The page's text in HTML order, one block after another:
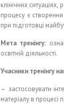
клінічних
процесу є
при підготовці
Мета тренінгу:
освітній діяльності.
Учасники тренінгу
– застосовувати
матеріалу в процесі